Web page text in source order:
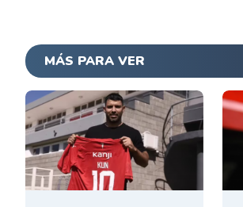
MÁS PARA VER